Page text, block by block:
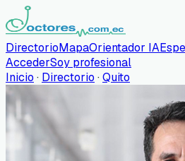
DirectorioMapaOrientador IA
AccederSoy profesional
Inicio · Directorio ·Quito